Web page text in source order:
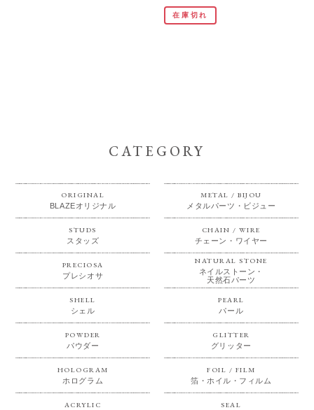
在庫切れ
CATEGORY
ORIGINAL
BLAZEオリジナル
METAL / BIJOU
メタルパーツ・ビジュー
STUDS
スタッズ
CHAIN / WIRE
チェーン・ワイヤー
PRECIOSA
プレシオサ
NATURAL STONE
ネイルストーン・
天然石パーツ
SHELL
シェル
PEARL
パール
POWDER
パウダー
GLITTER
グリッター
HOLOGRAM
ホログラム
FOIL / FILM
箔・ホイル・フィルム
ACRYLIC SEAL